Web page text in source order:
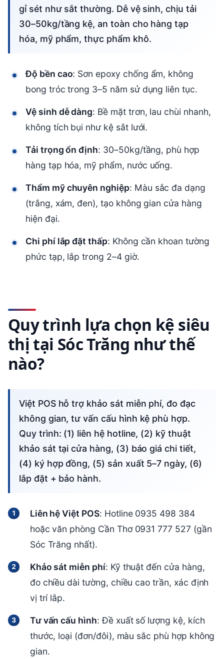
gỉ sét như sắt thường. Dễ vệ sinh, chịu tải
30–50kg/tầng kệ, an toàn cho hàng tạp
hóa, mỹ phẩm, thực phẩm khô.
Độ bền cao: Sơn epoxy chống ẩm, không
bong tróc trong 3–5 năm sử dụng liên tục.
Vệ sinh dễ dàng: Bề mặt trơn, lau chùi nhanh,
không tích bụi như kệ sắt lưới.
Tải trọng ổn định: 30–50kg/tầng, phù hợp
hàng tạp hóa, mỹ phẩm, nước uống.
Thẩm mỹ chuyên nghiệp: Màu sắc đa dạng
(trắng, xám, đen), tạo không gian cửa hàng
hiện đại.
Chi phí lắp đặt thấp: Không cần khoan tường
phức tạp, lắp trong 2–4 giờ.
Quy trình lựa chọn kệ siêu
thị tại Sóc Trăng như thế
nào?
Việt POS hỗ trợ khảo sát miễn phí, đo đạc
không gian, tư vấn cấu hình kệ phù hợp.
Quy trình: (1) liên hệ hotline, (2) kỹ thuật
khảo sát tại cửa hàng, (3) báo giá chi tiết,
(4) ký hợp đồng, (5) sản xuất 5–7 ngày, (6)
lắp đặt + bảo hành.
Liên hệ Việt POS: Hotline 0935 498 384
hoặc văn phòng Cần Thơ 0931 777 527 (gần
Sóc Trăng nhất).
Khảo sát miễn phí: Kỹ thuật đến cửa hàng,
đo chiều dài tường, chiều cao trần, xác định
vị trí lắp.
Tư vấn cấu hình: Đề xuất số lượng kệ, kích
thước, loại (đơn/đôi), màu sắc phù hợp không
gian.